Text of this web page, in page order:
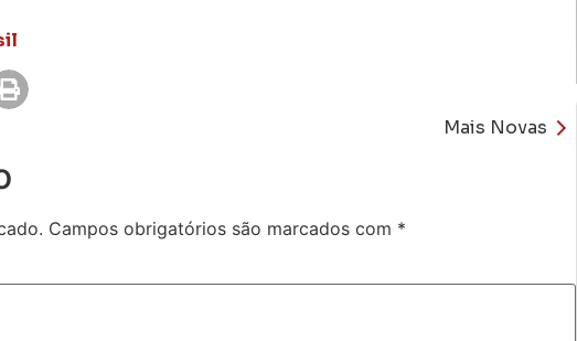
Mais Novas
Campos obrigatórios são marcados com *